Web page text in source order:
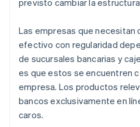
previsto cambiar la
Las empresas que necesitan
efectivo con regularidad
de sucursales bancarias y
es que estos se encuentren
empresa. Los productos
bancos exclusivamente en
caros.